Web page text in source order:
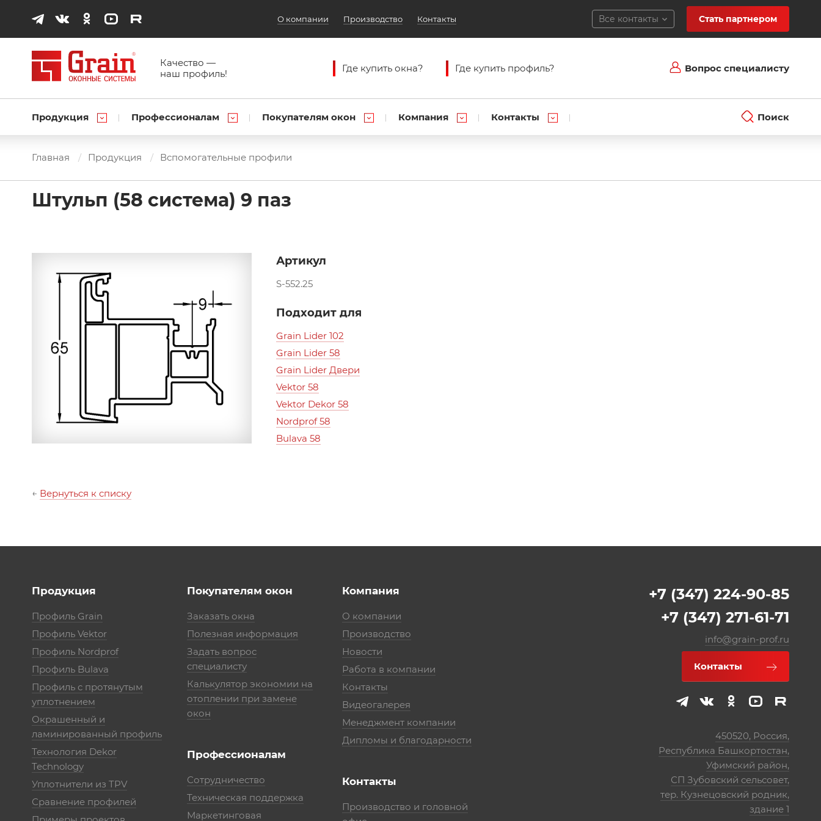
О компании Производство Контакты Все контакты Стать партнером
Качество —
наш профиль!
Где купить окна? Где купить профиль? Вопрос специалисту
Продукция Профессионалам Покупателям окон Компания Контакты Поиск
Главная Продукция Вспомогательные профили
Штульп (58 система) 9 паз
Артикул
S-552.25
Подходит для
Grain Lider 102
Grain Lider 58
Grain Lider Двери
Vektor 58
Vektor Dekor 58
Nordprof 58
Bulava 58
← Вернуться к списку
Продукция
Профиль Grain
Профиль Vektor
Профиль Nordprof
Профиль Bulava
Профиль с протянутым
уплотнением
Окрашенный и
ламинированный профиль
Технология Dekor
Technology
Уплотнители из TPV
Сравнение профилей
Покупателям окон
Заказать окна
Полезная информация
Задать вопрос
специалисту
Калькулятор экономии на
отоплении при замене
окон
Профессионалам
Сотрудничество
Техническая поддержка
Маркетинговая
Компания
О компании
Производство
Новости
Работа в компании
Контакты
Видеогалерея
Менеджмент компании
Дипломы и благодарности
Контакты
Производство и головной
+7 (347) 224-90-85
+7 (347) 271-61-71
info@grain-prof.ru
Контакты
450520, Россия,
Республика Башкортостан,
Уфимский район,
СП Зубовский сельсовет,
тер. Кузнецовский родник,
здание 1